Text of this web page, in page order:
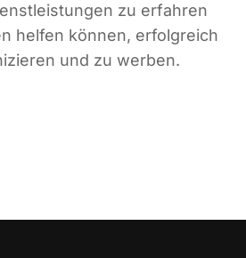
zu erfah­ren
hel­fen kön­nen, erfolg­reich
und zu werben.